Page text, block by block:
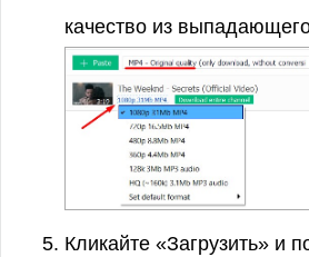
качество из
Кликайте «Загрузить» и